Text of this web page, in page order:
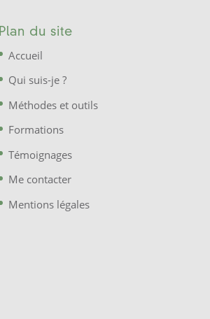
Plan du site
Accueil
Qui suis-je ?
Méthodes et outils
Formations
Témoignages
Me contacter
Mentions légales